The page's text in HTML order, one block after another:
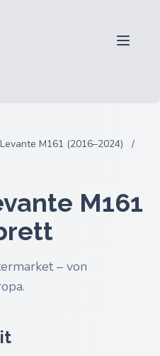
Levante M161 (2016–2024)
/
M161
– von